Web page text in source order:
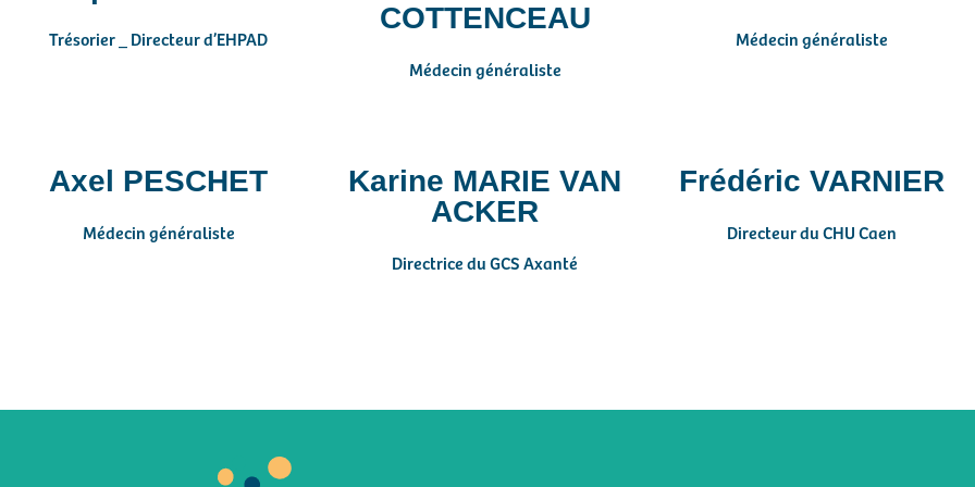
Trésorier _ Directeur d’EHPAD
COTTENCEAU
Médecin généraliste
Médecin généraliste
Axel PESCHET
Médecin généraliste
Karine MARIE VAN
ACKER
Directrice du GCS Axanté
Frédéric VARNIER
Directeur du CHU Caen